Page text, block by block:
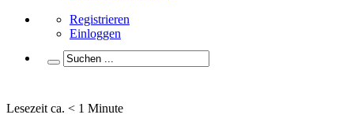
Registrieren
Einloggen
Lesezeit ca. < 1 Minute